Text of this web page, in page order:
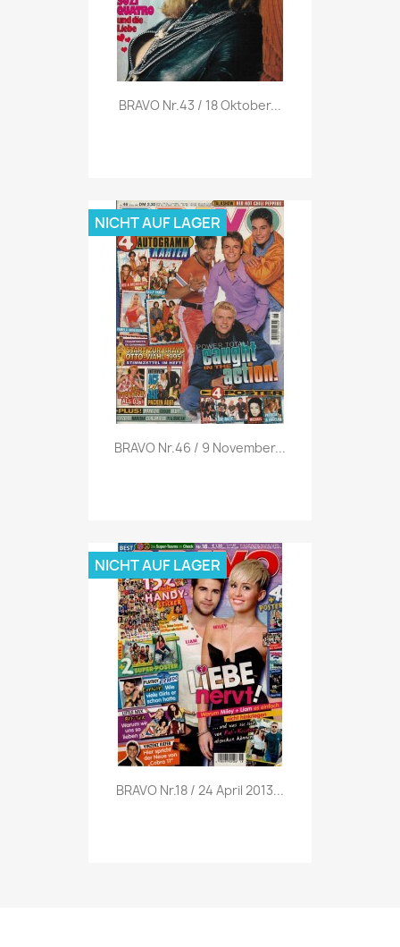
Vorschau
BRAVO Nr.43 / 18 Oktober...
Vorschau
BRAVO Nr.46 / 9 November...
NICHT AUF LAGER
Vorschau
BRAVO Nr.18 / 24 April 2013...
NICHT AUF LAGER